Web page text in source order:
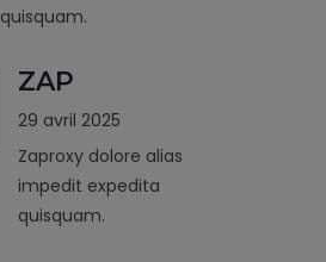
quisquam.
ZAP
29 avril 2025
Zaproxy dolore alias
impedit expedita
quisquam.